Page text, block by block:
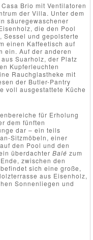
Brio mit Ventilatoren
der Villa. Unter dem
säuregewaschener
die den Pool
Sessel und gepolsterte
einen Kaffeetisch auf
ein. Auf der anderen
Suarholz, der Platz
Kupferleuchten
Rauchglastheke mit
der Butler-Pantry
voll ausgestattete Küche
für Erholung
dem fünften
dar – ein teils
Sitzmöbeln, einer
den Pool und den
überdachter Balé zum
zwischen den
sich eine große,
aus Eisenholz,
Sonnenliegen und